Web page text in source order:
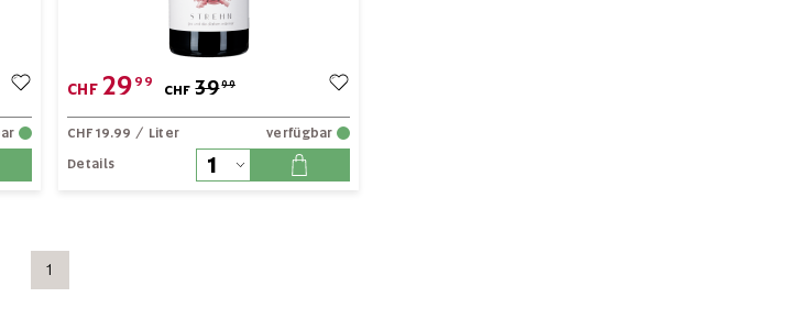
CHF 2999
CHF 3999
CHF 19.99 / Liter
verfügbar
Details
1